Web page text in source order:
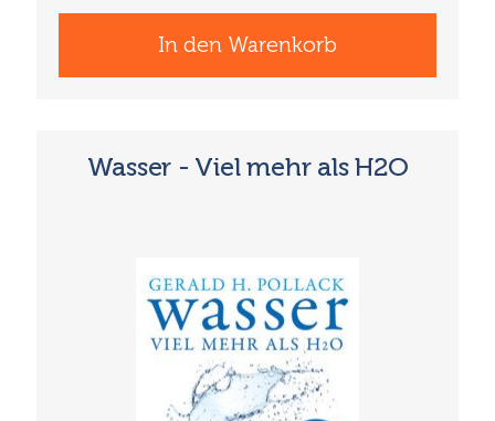
In den Warenkorb
Wasser - Viel mehr als H2O